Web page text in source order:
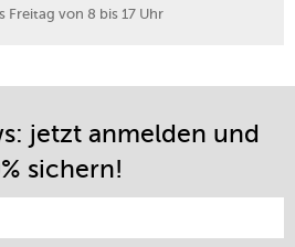
Freitag von 8 bis 17 Uhr
jetzt anmelden und
sichern!